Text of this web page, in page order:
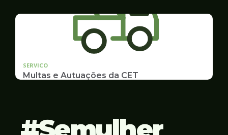
Estudantes
SERVICO
Multas e Autuações da CET